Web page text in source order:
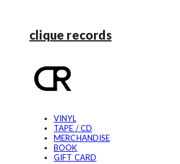
clique records
VINYL
TAPE / CD
MERCHANDISE
BOOK
GIFT CARD